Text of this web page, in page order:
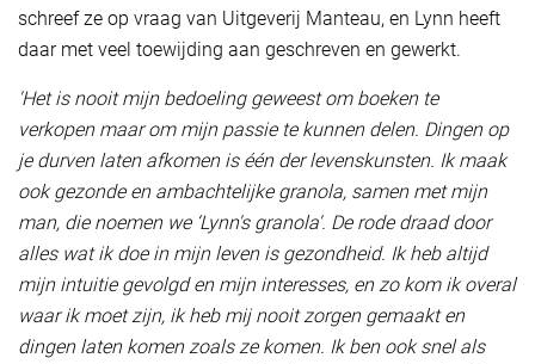
schreef ze op vraag van Uitgeverij Manteau, en Lynn heeft
daar met veel toewijding aan geschreven en gewerkt.
'Het is nooit mijn bedoeling geweest om boeken te
verkopen maar om mijn passie te kunnen delen. Dingen op
je durven laten afkomen is één der levenskunsten. Ik maak
ook gezonde en ambachtelijke granola, samen met mijn
man, die noemen we ‘Lynn's granola'. De rode draad door
alles wat ik doe in mijn leven is gezondheid. Ik heb altijd
mijn intuitie gevolgd en mijn interesses, en zo kom ik overal
waar ik moet zijn, ik heb mij nooit zorgen gemaakt en
dingen laten komen zoals ze komen. Ik ben ook snel als